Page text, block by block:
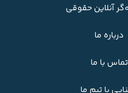
آنلاین حقوقی
درباره ما
تماس با ما
با تیم ما